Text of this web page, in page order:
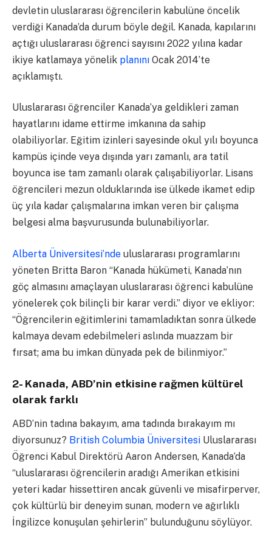
devletin uluslararası öğrencilerin kabulüne öncelik
verdiği Kanada’da durum böyle değil. Kanada, kapılarını
açtığı uluslararası öğrenci sayısını 2022 yılına kadar
ikiye katlamaya yönelik planını Ocak 2014’te
açıklamıştı.
Uluslararası öğrenciler Kanada’ya geldikleri zaman
hayatlarını idame ettirme imkanına da sahip
olabiliyorlar. Eğitim izinleri sayesinde okul yılı boyunca
kampüs içinde veya dışında yarı zamanlı, ara tatil
boyunca ise tam zamanlı olarak çalışabiliyorlar. Lisans
öğrencileri mezun olduklarında ise ülkede ikamet edip
üç yıla kadar çalışmalarına imkan veren bir çalışma
belgesi alma başvurusunda bulunabiliyorlar.
Alberta Üniversitesi’nde uluslararası programlarını
yöneten Britta Baron “Kanada hükümeti, Kanada’nın
göç almasını amaçlayan uluslararası öğrenci kabulüne
yönelerek çok bilinçli bir karar verdi.” diyor ve ekliyor:
“Öğrencilerin eğitimlerini tamamladıktan sonra ülkede
kalmaya devam edebilmeleri aslında muazzam bir
fırsat; ama bu imkan dünyada pek de bilinmiyor.”
2- Kanada, ABD’nin etkisine rağmen kültürel
olarak farklı
ABD’nin tadına bakayım, ama tadında bırakayım mı
diyorsunuz? British Columbia Üniversitesi Uluslararası
Öğrenci Kabul Direktörü Aaron Andersen, Kanada’da
“uluslararası öğrencilerin aradığı Amerikan etkisini
yeteri kadar hissettiren ancak güvenli ve misafirperver,
çok kültürlü bir deneyim sunan, modern ve ağırlıklı
İngilizce konuşulan şehirlerin” bulunduğunu söylüyor.